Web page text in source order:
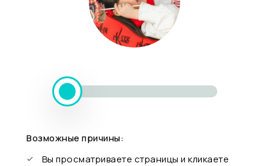
Возможные причины:
Вы просматриваете страницы и кликаете